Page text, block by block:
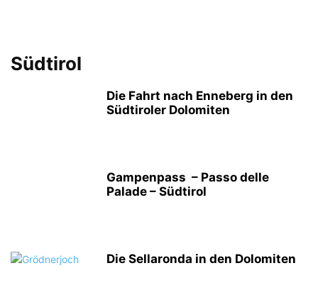
Südtirol
Die Fahrt nach Enneberg in den
Südtiroler Dolomiten
Gampenpass – Passo delle
Palade – Südtirol
Die Sellaronda in den Dolomiten